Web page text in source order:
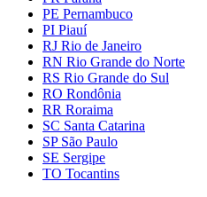
PE Pernambuco
PI Piauí
RJ Rio de Janeiro
RN Rio Grande do Norte
RS Rio Grande do Sul
RO Rondônia
RR Roraima
SC Santa Catarina
SP São Paulo
SE Sergipe
TO Tocantins